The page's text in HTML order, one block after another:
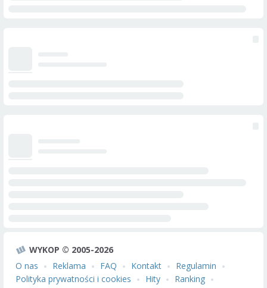
WYKOP © 2005-2026
O nas
Reklama FAQ Kontakt
Regulamin
Polityka prywatności i cookies
Hity
Ranking